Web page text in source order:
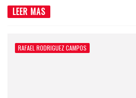
LEER MAS
RAFAEL RODRIGUEZ CAMPOS